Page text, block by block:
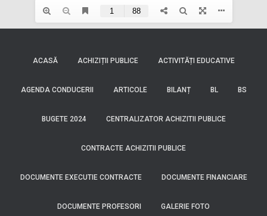
ACASĂ ACHIZIȚII PUBLICE ACTIVITĂȚI EDUCATIVE
AGENDA CONDUCERII ARTICOLE BILANȚ BL BS
BUGETE 2024 CENTRALIZATOR ACHIZITII PUBLICE
CONTRACTE ACHIZITII PUBLICE
DOCUMENTE EXECUTIE CONTRACTE DOCUMENTE FINANCIARE
DOCUMENTE PROFESORI GALERIE FOTO